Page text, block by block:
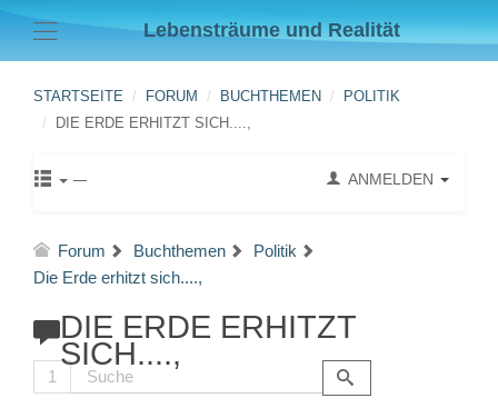
Lebensträume und Realität
STARTSEITE FORUM BUCHTHEMEN
POLITIK
DIE ERDE ERHITZT SICH....,
ANMELDEN
Forum Buchthemen
Politik
Die Erde erhitzt sich....,
DIE ERDE ERHITZT
SICH....,
1